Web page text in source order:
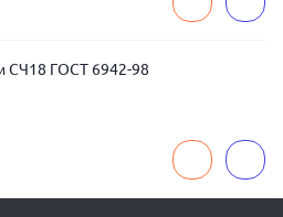
СЧ18 ГОСТ 6942-98